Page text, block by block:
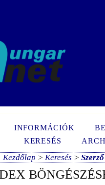
INFORMÁCIÓK
KERESÉS
Kezdőlap > Keresés >